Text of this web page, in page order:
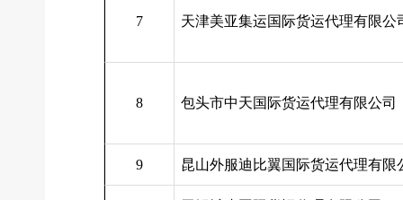
7 天津美亚集运国际货运代理有限公
8 包头市中天国际货运代理有限公司
9 昆山外服迪比翼国际货运代理有限